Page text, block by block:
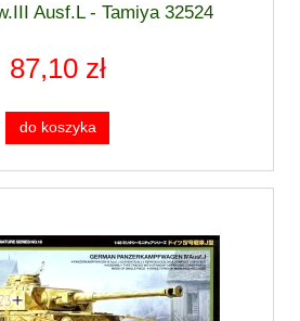
Ausf.L - Tamiya 32524
87,10 zł
do koszyka